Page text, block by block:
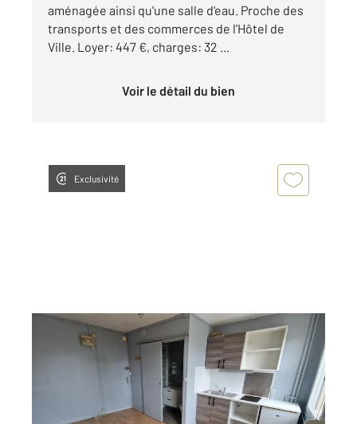
aménagée ainsi qu'une salle d'eau. Proche des
transports et des commerces de l'Hôtel de
Ville. Loyer: 447 €, charges: 32 ...
Voir le détail du bien
Exclusivité
ROUEN 76
14,51 m2, 1 pièce
Ref : 8149
Appartement F1 à louer